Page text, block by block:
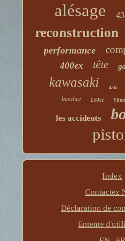
alésage
reconstruction
performance
400ex tête
kawasaki 450r
banshee 150cc
les accidents
Index
Contactez
Déclaration de
Entente